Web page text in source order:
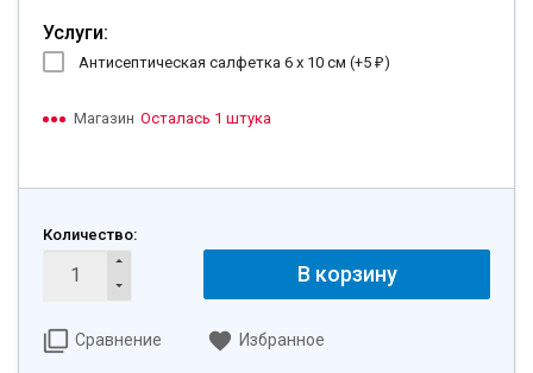
Услуги:
Антисептическая салфетка 6 х 10 см (+5 ₽)
Магазин Осталась 1 штука
Количество:
В корзину
Сравнение Избранное